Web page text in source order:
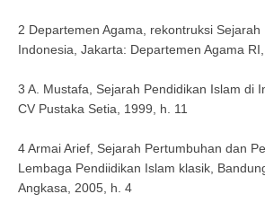
2 Departemen Agama, rekontruksi
Indonesia, Jakarta: Departemen Agama
3 A. Mustafa, Sejarah Pendidikan Islam di
CV Pustaka Setia, 1999, h. 11
4 Armai Arief, Sejarah Pertumbuhan dan
Lembaga Pendiidikan Islam klasik,
Angkasa, 2005, h. 4